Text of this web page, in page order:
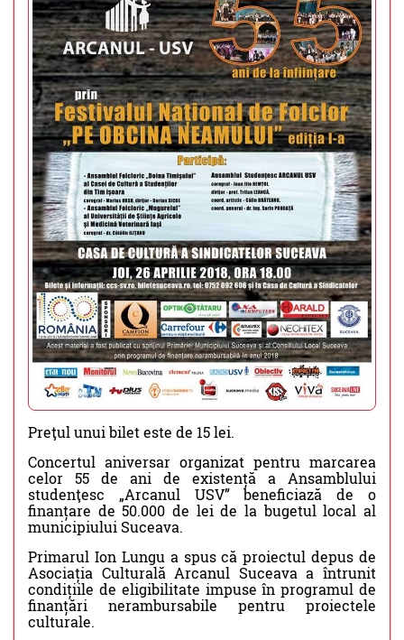
Preţul unui bilet este de 15 lei.
Concertul aniversar organizat pentru marcarea
celor 55 de ani de existență a Ansamblului
studenţesc „Arcanul USV” beneficiază de o
finanțare de 50.000 de lei de la bugetul local al
municipiului Suceava.
Primarul Ion Lungu a spus că proiectul depus de
Asociația Culturală Arcanul Suceava a întrunit
condițiile de eligibilitate impuse în programul de
finanțări nerambursabile pentru proiectele
culturale.